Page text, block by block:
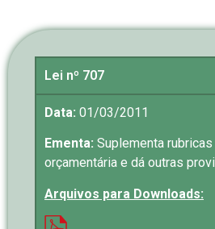
Lei nº 707
Data: 01/03/2011
Ementa: Suplementa
orçamentária e dá outras
Arquivos para Downloads: